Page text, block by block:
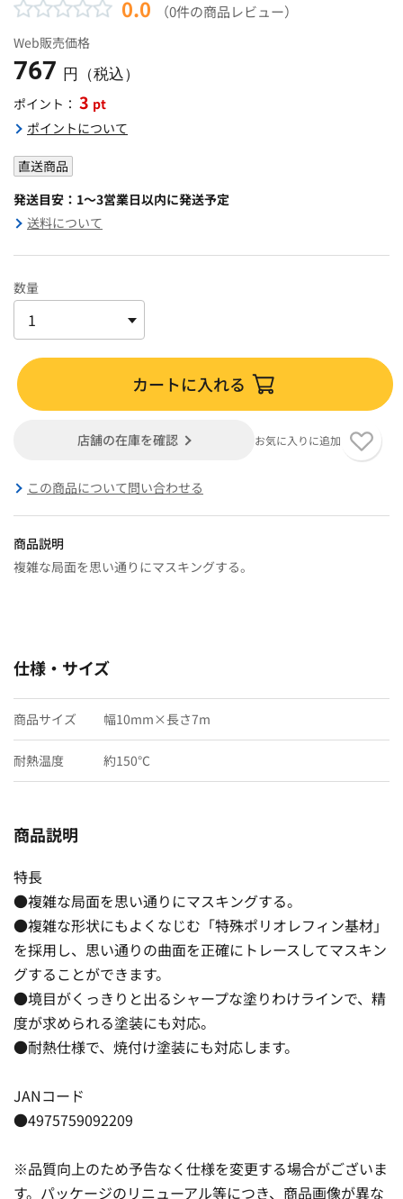
0.0 （0件の商品レビュー）
Web販売価格
767 円（税込）
ポイント： 3 pt
ポイントについて
直送商品
発送目安：1～3営業日以内に発送予定
送料について
数量
カートに入れる
店舗の在庫を確認 お気に入りに追加
この商品について問い合わせる
商品説明
複雑な局面を思い通りにマスキングする。
仕様・サイズ
商品サイズ 幅10mm×長さ7m
耐熱温度 約150℃
商品説明
特長
●複雑な局面を思い通りにマスキングする。
●複雑な形状にもよくなじむ「特殊ポリオレフィン基材」
を採用し、思い通りの曲面を正確にトレースしてマスキン
グすることができます。
●境目がくっきりと出るシャープな塗りわけラインで、精
度が求められる塗装にも対応。
●耐熱仕様で、焼付け塗装にも対応します。
JANコード
●4975759092209
※品質向上のため予告なく仕様を変更する場合がございま
す。パッケージのリニューアル等につき、商品画像が異な